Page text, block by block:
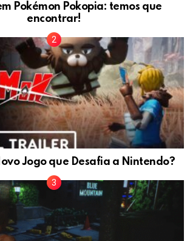
Pokémon Pokopia: temos que
encontrar!
Jogo que Desafia a Nintendo?